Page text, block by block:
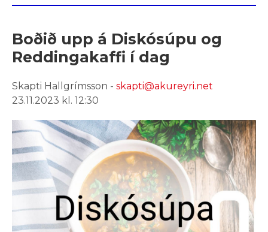
Boðið upp á Diskósúpu og
Reddingakaffi í dag
Skapti Hallgrímsson - skapti@akureyri.net
23.11.2023 kl. 12:30